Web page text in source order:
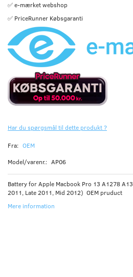
✅ e-mærket webshop
✅ PriceRunner Købsgaranti
Har du spørgsmål til dette produkt ?
Fra: OEM
Model/varenr.: AP06
Battery for Apple Macbook Pro 13 A1278
2011, Late 2011, Mid 2012) OEM pruduct
Mere information